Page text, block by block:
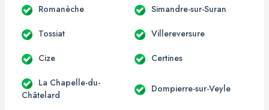
Romanèche Simandre-sur-Suran
Tossiat Villereversure
Cize Certines
La Chapelle-du-
Châtelard
Dompierre-sur-Veyle